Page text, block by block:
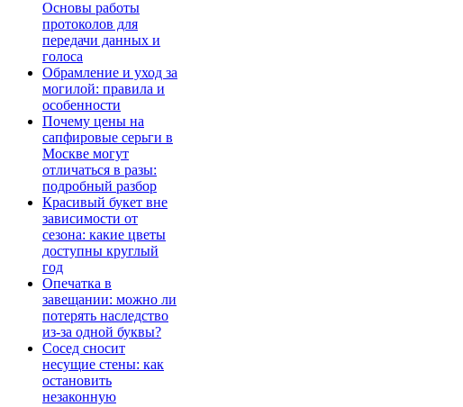
Основы работы
протоколов для
передачи данных и
голоса
Обрамление и уход за
могилой: правила и
особенности
Почему цены на
сапфировые серьги в
Москве могут
отличаться в разы:
подробный разбор
Красивый букет вне
зависимости от
сезона: какие цветы
доступны круглый
год
Опечатка в
завещании: можно ли
потерять наследство
из-за одной буквы?
Сосед сносит
несущие стены: как
остановить
незаконную